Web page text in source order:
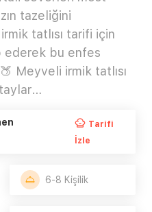
tazeliğini
tatlısı tarifi için
ederek bu enfes
Meyveli irmik tatlısı
Tarifi
İzle
6-8 Kişilik